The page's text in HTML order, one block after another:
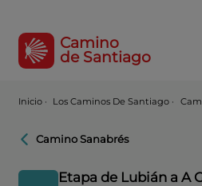
Camino
de Santiago
Inicio · Los Caminos De Santiago ·
Camino Sanabrés
Etapa de Lubián a A